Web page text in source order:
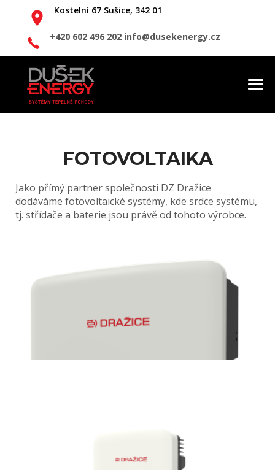
Kostelní 67 Sušice, 342 01
+420 602 496 202 info@dusekenergy.cz
FOTOVOLTAIKA
Jako přímý partner společnosti DZ Dražice
dodáváme fotovoltaické systémy, kde srdce systému,
tj. střídače a baterie jsou právě od tohoto výrobce.